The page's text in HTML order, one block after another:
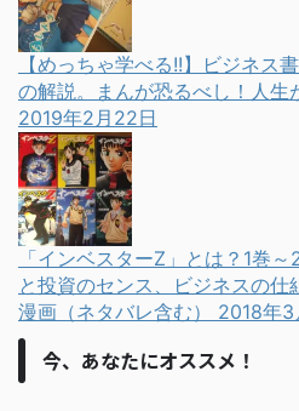
【めっちゃ学べる!!】ビジネス
の解説。まんが恐るべし！人生
2019年2月22日
「インベスターZ」とは？1巻
と投資のセンス、ビジネスの
漫画（ネタバレ含む） 2018年3
今、あなたにオススメ！